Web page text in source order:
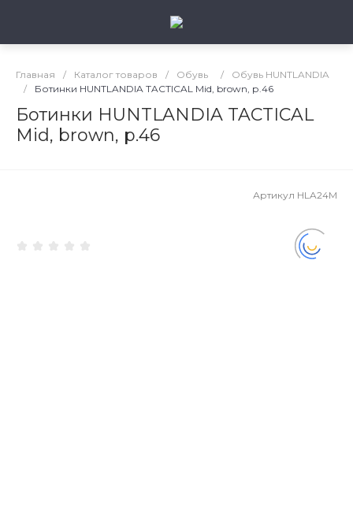
Главная / Каталог товаров / Обувь /
Обувь HUNTLANDIA
/
Ботинки HUNTLANDIA TACTICAL Mid, brown, р.46
Ботинки HUNTLANDIA TACTICAL
Mid, brown, р.46
Артикул HLA24M